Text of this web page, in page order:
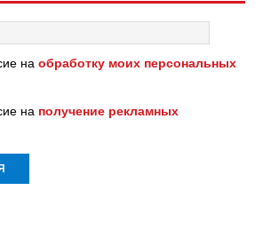
на обработку моих персональных
на получение рекламных